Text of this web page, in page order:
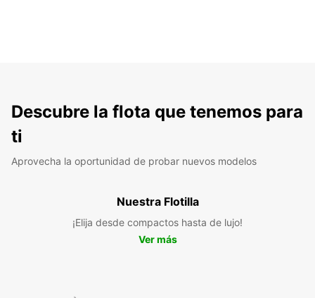
Descubre la flota que tenemos para
ti
Aprovecha la oportunidad de probar nuevos modelos
Nuestra Flotilla
¡Elija desde compactos hasta de lujo!
Ver más